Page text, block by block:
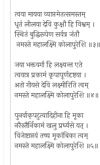
त्वया मायया व्याप्तमेतत्समस्तम्‌
धृतं लीलया देवि कुक्षौ हि विश्वम्‌ ।
स्थितं बुद्धिरूपेण सर्वत्र जंतौ
नमस्ते महालक्ष्मि कोलापुरेशि ॥३॥
जया भक्तवर्गा हि लक्ष्यन्त एते
त्वयात्र प्रकामं कृपापूर्णदृष्टया ।
अतो गीयसे देवि लक्ष्मीरिति त्वम्‌
नमस्ते महालक्ष्मि कोलापुरेशि ॥४॥
पुनर्वाक्‌पटुत्वादिहीना हि मूका
नरैस्तैर्निकामं खलु प्रर्घ्यसे यत्‌ ।
विजेष्टाप्तयं तच्च मूकांबिका त्वम्‌
नमस्ते महालक्ष्मि कोलापुरेशि ॥५॥